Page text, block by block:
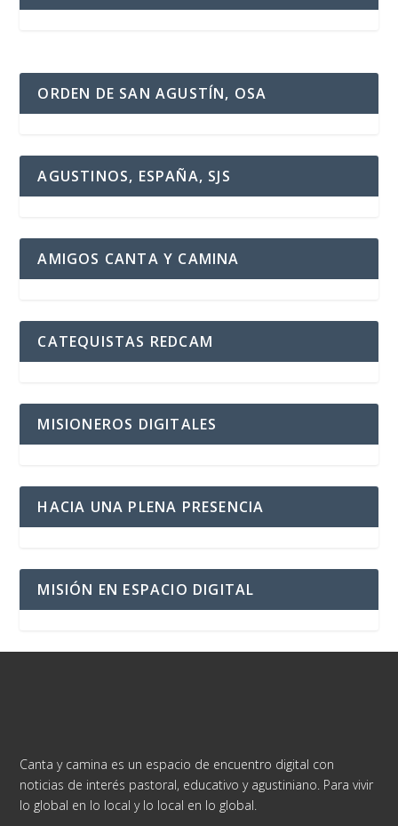
ORDEN DE SAN AGUSTÍN, OSA
AGUSTINOS, ESPAÑA, SJS
AMIGOS CANTA Y CAMINA
CATEQUISTAS REDCAM
MISIONEROS DIGITALES
HACIA UNA PLENA PRESENCIA
MISIÓN EN ESPACIO DIGITAL
Canta y camina es un espacio de encuentro digital con
noticias de interés pastoral, educativo y agustiniano. Para vivir
lo global en lo local y lo local en lo global.